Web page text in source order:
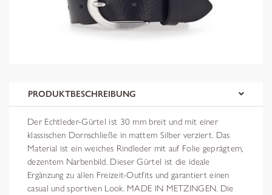
PRODUKTBESCHREIBUNG
Der Echtleder-Gürtel ist 30 mm breit und mit einer
klassischen Dornschließe in mattem Silber verziert. Das
Material ist ein weiches Rindleder mit auf Folie geprägtem,
dezentem Narbenbild. Dieser Gürtel ist die ideale
Ergänzung zu allen Freizeit-Outfits und garantiert einen
casual und sportiven Look. MADE IN METZINGEN. Die